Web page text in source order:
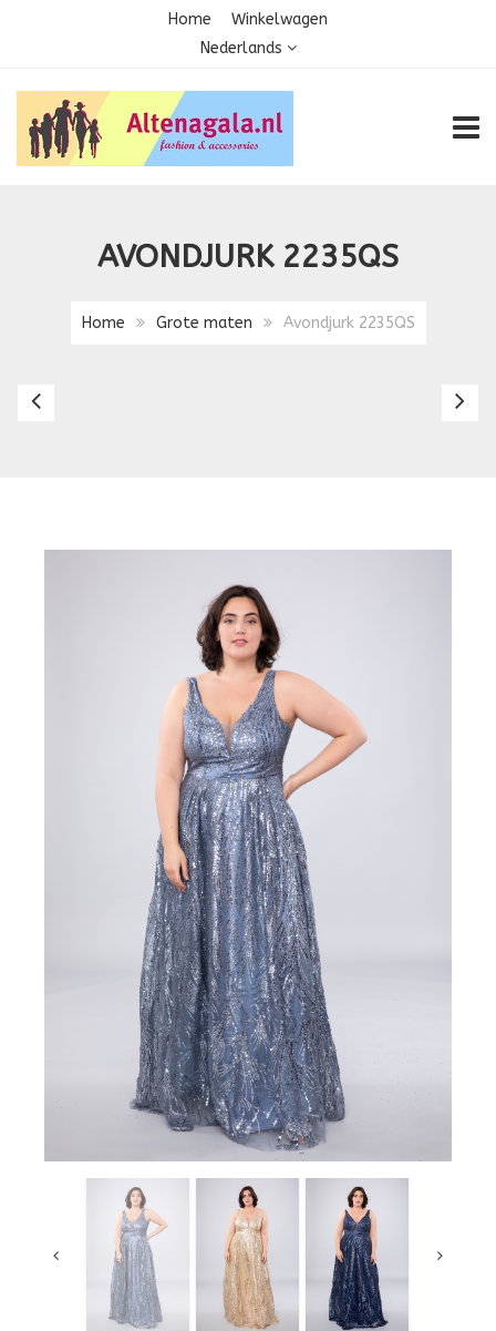
Home
Winkelwagen
Nederlands
AVONDJURK 2235QS
Home Grote maten Avondjurk 2235QS
Avondjurk